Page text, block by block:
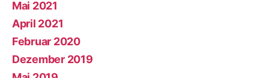
Mai 2021
April 2021
Februar 2020
Dezember 2019